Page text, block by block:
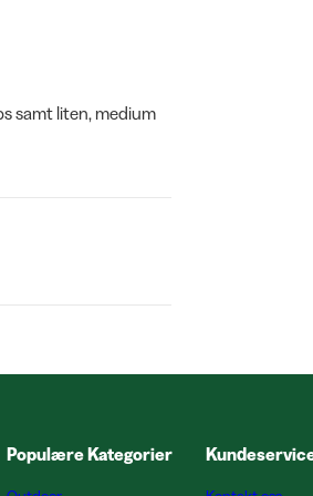
samt liten, medium
Populære Kategorier